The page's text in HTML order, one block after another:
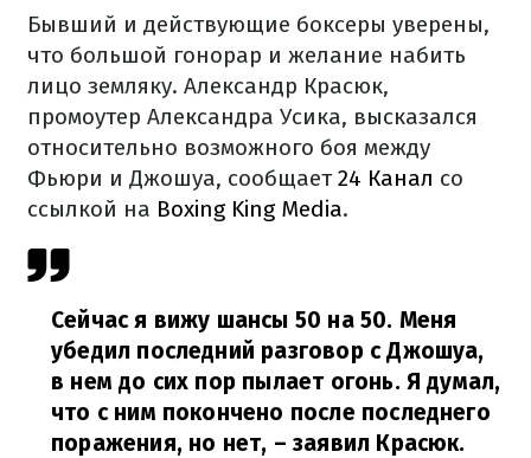
Бывший и действующие боксеры уверены,
что большой гонорар и желание набить
лицо земляку. Александр Красюк,
промоутер Александра Усика, высказался
относительно возможного боя между
Фьюри и Джошуа, сообщает24 Канал со
ссылкой на Boxing King Media.
Сейчас я вижу шансы 50 на 50. Меня
убедил последний разговор с Джошуа,
в нем до сих пор пылает огонь. Я думал,
что с ним покончено после последнего
поражения, но нет, – заявил Красюк.